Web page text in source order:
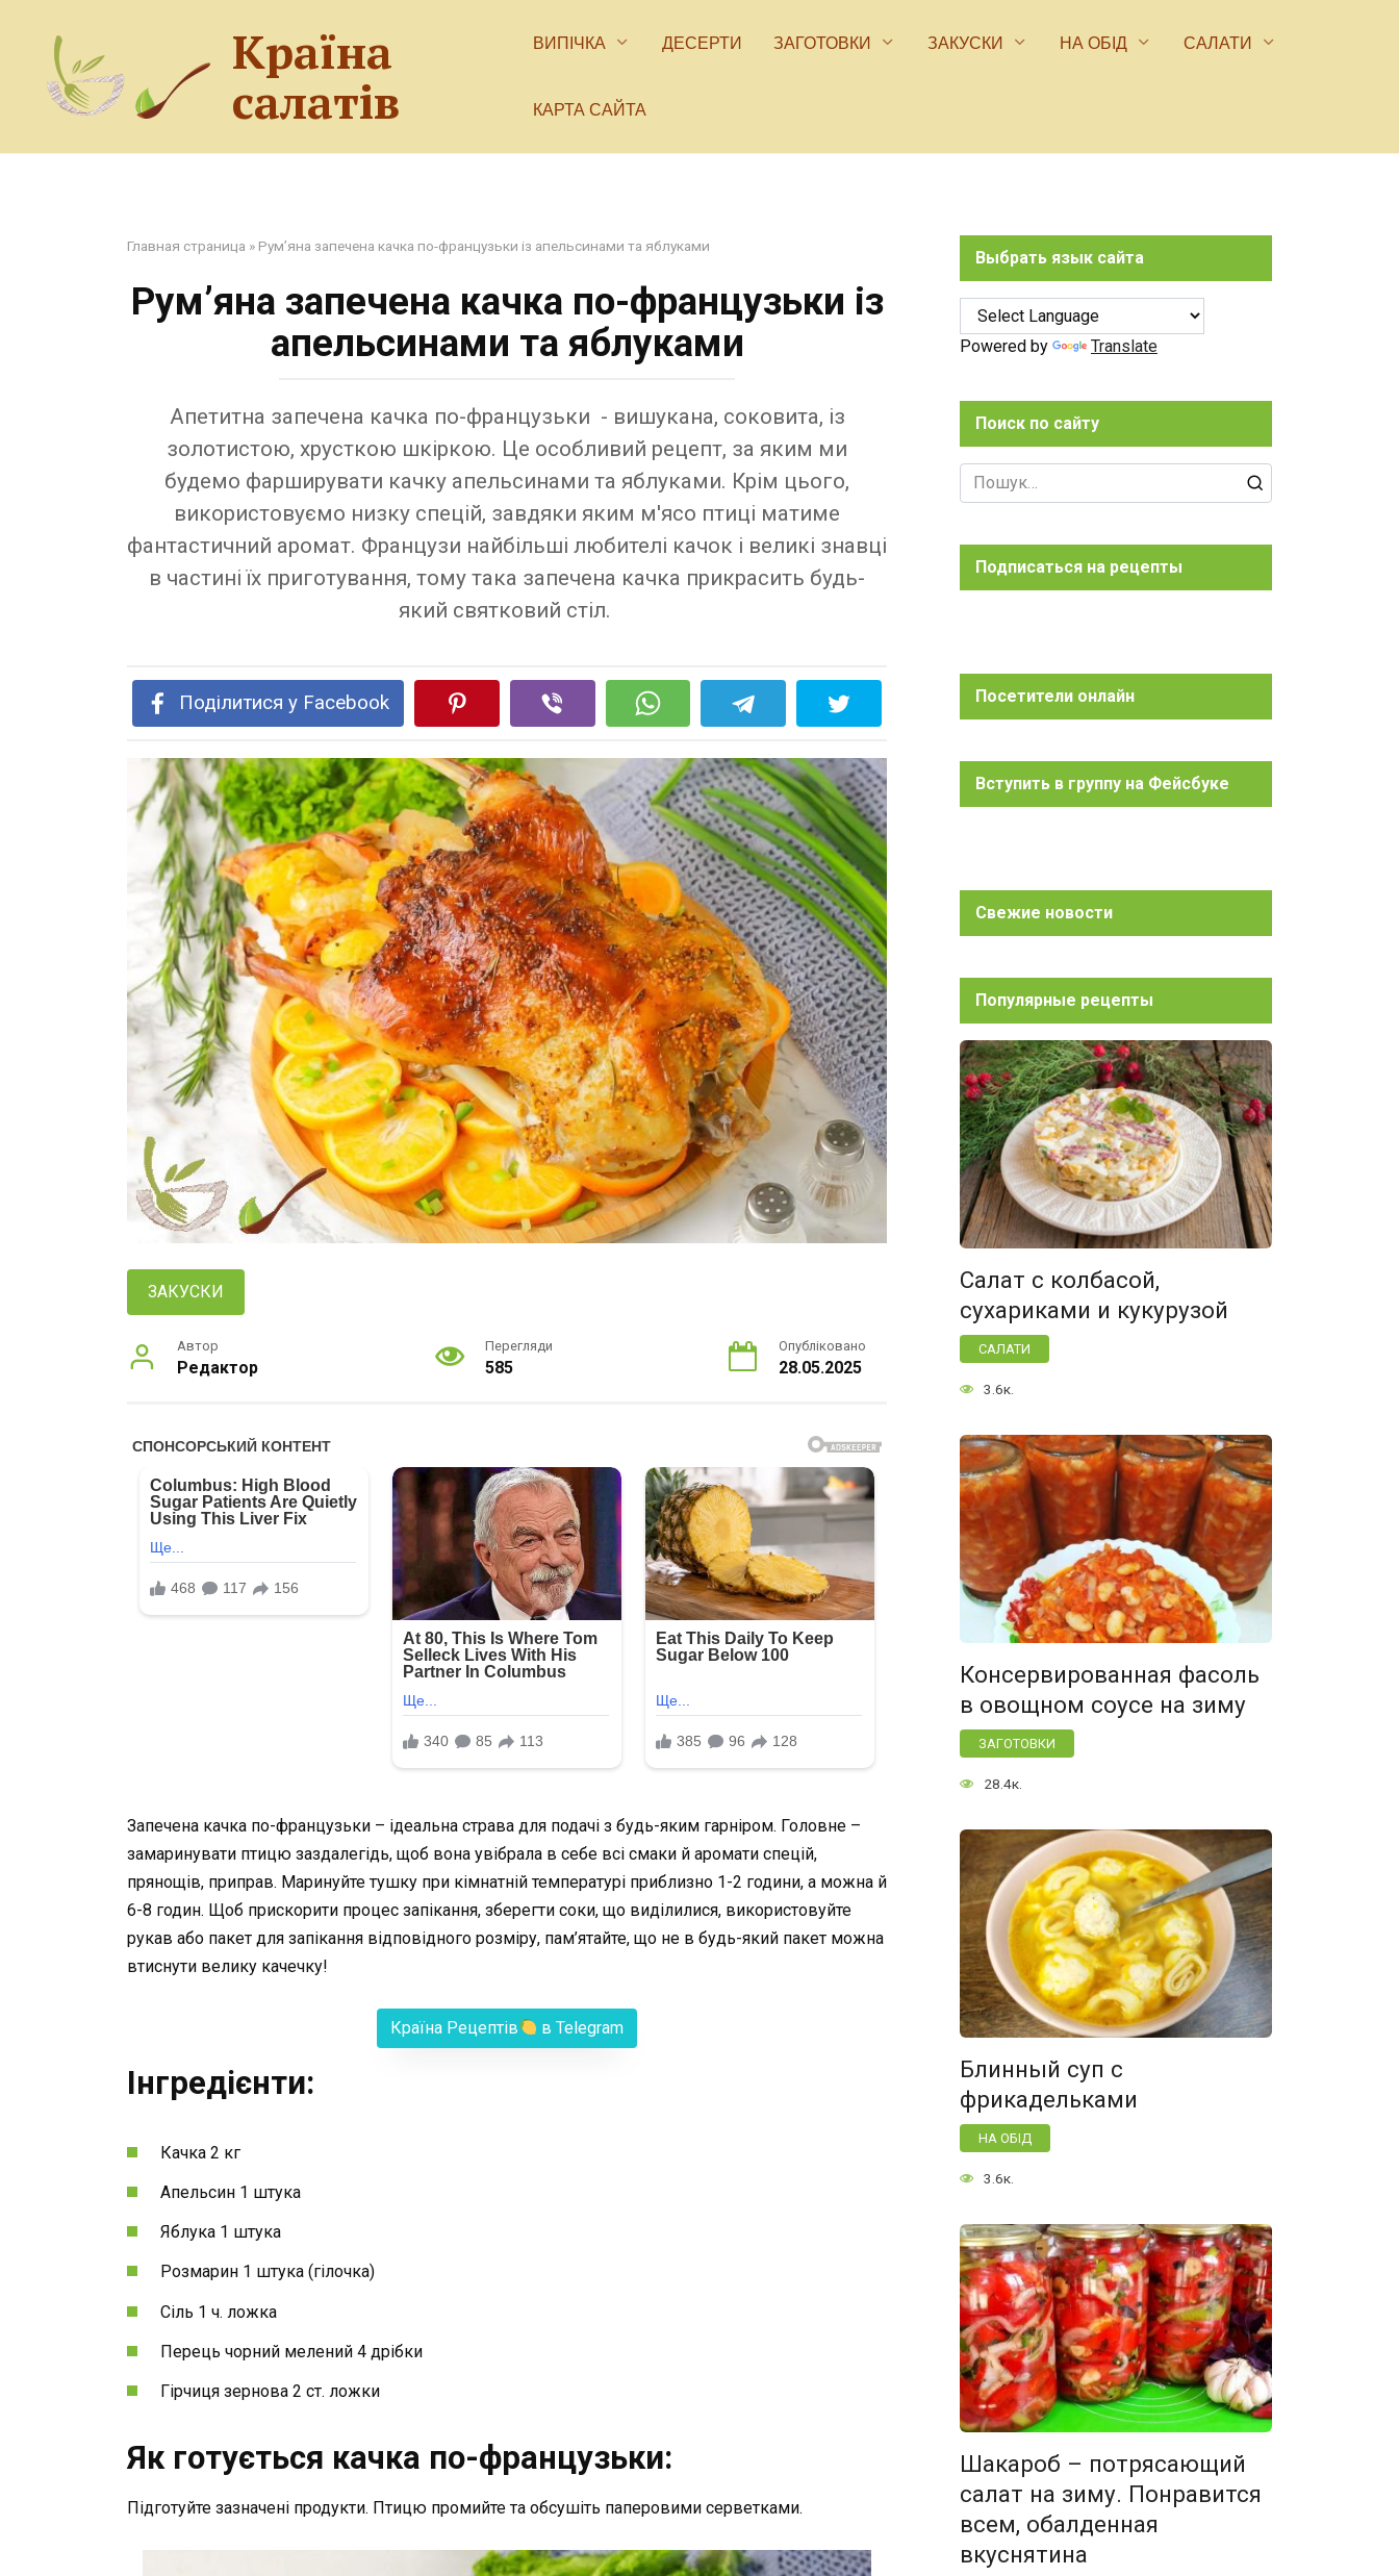
Країна
салатів
ВИПІЧКА ДЕСЕРТИ ЗАГОТОВКИ ЗАКУСКИ НА ОБІД САЛАТИ
КАРТА САЙТА
Главная страница » Рум’яна запечена качка по-французьки із апельсинами та яблуками
Рум’яна запечена качка по-французьки із
апельсинами та яблуками
Апетитна запечена качка по-французьки - вишукана, соковита, із
золотистою, хрусткою шкіркою. Це особливий рецепт, за яким ми
будемо фарширувати качку апельсинами та яблуками. Крім цього,
використовуємо низку спецій, завдяки яким м'ясо птиці матиме
фантастичний аромат. Французи найбільші любителі качок і великі знавці
в частині їх приготування, тому така запечена качка прикрасить будь-
який святковий стіл.
Поділитися у Facebook
ЗАКУСКИ
Автор
Редактор
Перегляди
585
Опубліковано
28.05.2025
Запечена качка по-французьки – ідеальна страва для подачі з будь-яким гарніром. Головне –
замаринувати птицю заздалегідь, щоб вона увібрала в себе всі смаки й аромати спецій,
прянощів, приправ. Маринуйте тушку при кімнатній температурі приблизно 1-2 години, а можна й
6-8 годин. Щоб прискорити процес запікання, зберегти соки, що виділилися, використовуйте
рукав або пакет для запікання відповідного розміру, пам’ятайте, що не в будь-який пакет можна
втиснути велику качечку!
Країна Рецептів в Telegram
Інгредієнти:
Качка 2 кг
Апельсин 1 штука
Яблука 1 штука
Розмарин 1 штука (гілочка)
Сіль 1 ч. ложка
Перець чорний мелений 4 дрібки
Гірчиця зернова 2 ст. ложки
Як готується качка по-французьки:
Підготуйте зазначені продукти. Птицю промийте та обсушіть паперовими серветками.
Выбрать язык сайта
Powered by Translate
Поиск по сайту
Search
for:
Подписаться на рецепты
Посетители онлайн
Вступить в группу на Фейсбуке
Свежие новости
Популярные рецепты
Салат с колбасой,
сухариками и кукурузой
САЛАТИ
3.6к.
Консервированная фасоль
в овощном соусе на зиму
ЗАГОТОВКИ
28.4к.
Блинный суп с
фрикадельками
НА ОБІД
3.6к.
Шакароб – потрясающий
салат на зиму. Понравится
всем, обалденная
вкуснятина